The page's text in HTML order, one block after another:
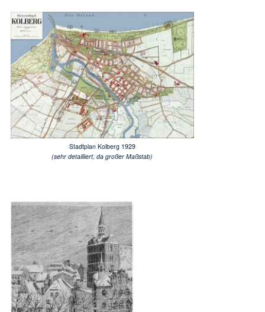
Stadtplan Kolberg 1929
(sehr detailliert, da großer Maßstab)